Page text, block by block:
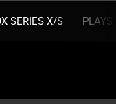
SERIES X/S